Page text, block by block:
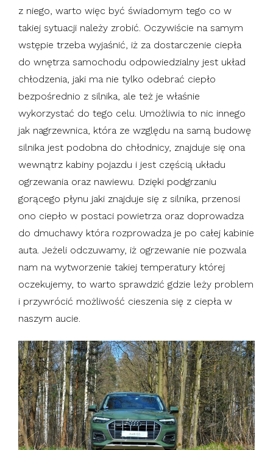
z niego, warto więc być świadomym tego co w
takiej sytuacji należy zrobić. Oczywiście na samym
wstępie trzeba wyjaśnić, iż za dostarczenie ciepła
do wnętrza samochodu odpowiedzialny jest układ
chłodzenia, jaki ma nie tylko odebrać ciepło
bezpośrednio z silnika, ale też je właśnie
wykorzystać do tego celu. Umożliwia to nic innego
jak nagrzewnica, która ze względu na samą budowę
silnika jest podobna do chłodnicy, znajduje się ona
wewnątrz kabiny pojazdu i jest częścią układu
ogrzewania oraz nawiewu. Dzięki podgrzaniu
gorącego płynu jaki znajduje się z silnika, przenosi
ono ciepło w postaci powietrza oraz doprowadza
do dmuchawy która rozprowadza je po całej kabinie
auta. Jeżeli odczuwamy, iż ogrzewanie nie pozwala
nam na wytworzenie takiej temperatury której
oczekujemy, to warto sprawdzić gdzie leży problem
i przywrócić możliwość cieszenia się z ciepła w
naszym aucie.